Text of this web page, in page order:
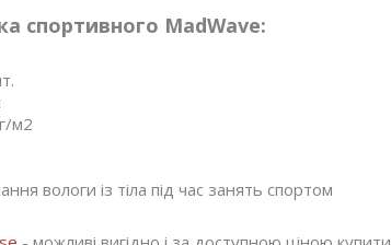
спортивного MadWave:
м2
вологи із тіла під час занять спортом